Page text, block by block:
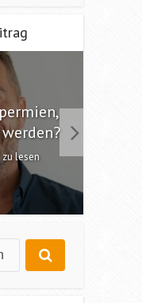
lesen